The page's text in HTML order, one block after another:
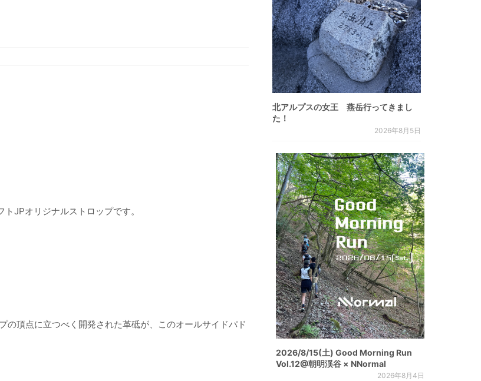
JPオリジナルストロップです。
頂点に立つべく開発された革砥が、このオールサイドパド
北アルプスの女王 燕岳行ってきまし
た！
2026年8月5日
2026/8/15(土) Good Morning Run
Vol.12@朝明渓谷 × NNormal
2026年8月4日